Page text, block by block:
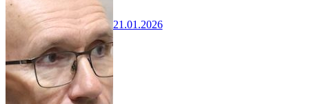
21.01.2026